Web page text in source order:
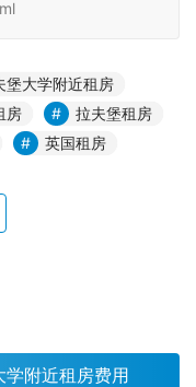
堡大学附近租房
房
拉夫堡租房
英国租房
附近租房费用